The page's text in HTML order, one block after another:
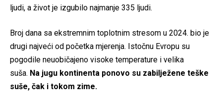
ljudi, a život je izgubilo najmanje 335 ljudi.
Broj dana sa ekstremnim toplotnim stresom u 2024. bio je
drugi najveći od početka mjerenja. Istočnu Evropu su
pogodile neuobičajeno visoke temperature i velika
suša. Na jugu kontinenta ponovo su zabilježene teške
suše, čak i tokom zime.